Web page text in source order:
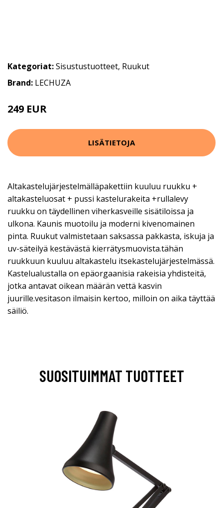
Kategoriat:Sisustustuotteet, Ruukut
Brand: LECHUZA
249 EUR
LISÄTIETOJA
Altakastelujärjestelmälläpakettiin kuuluu ruukku +
altakasteluosat + pussi kastelurakeita +rullalevy
ruukku on täydellinen viherkasveille sisätiloissa ja
ulkona. Kaunis muotoilu ja moderni kivenomainen
pinta. Ruukut valmistetaan saksassa pakkasta, iskuja ja
uv-säteilyä kestävästä kierrätysmuovista.tähän
ruukkuun kuuluu altakastelu itsekastelujärjestelmässä.
Kastelualustalla on epäorgaanisia rakeisia yhdisteitä,
jotka antavat oikean määrän vettä kasvin
juurille.vesitason ilmaisin kertoo, milloin on aika täyttää
säiliö.
SUOSITUIMMAT TUOTTEET